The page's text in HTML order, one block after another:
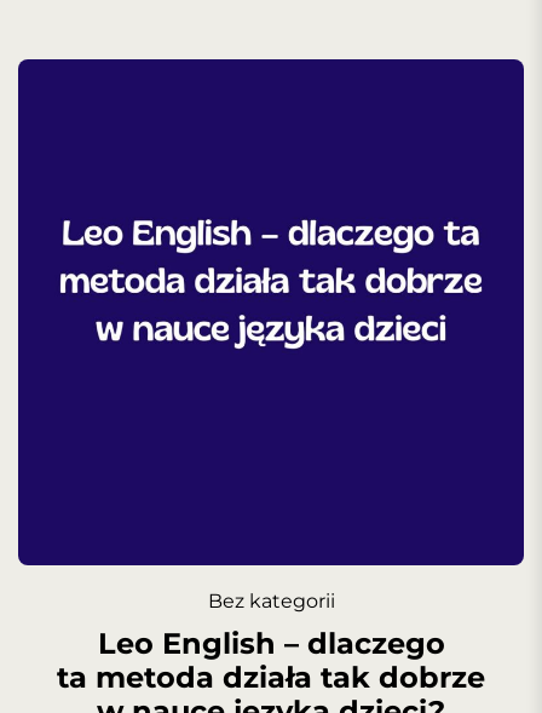
Bez kategorii
Leo English – dlaczego
ta metoda działa tak dobrze